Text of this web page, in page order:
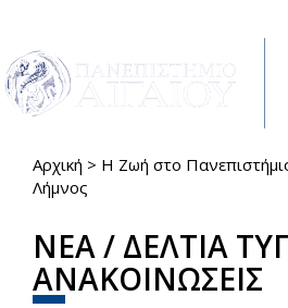
Παράκαμψη προς το κυρίως
Είστε εδώ
Αρχική > Η Ζωή στο
Λήμνος
ΝΕΑ / ΔΕΛΤΙΑ
ΑΝΑΚΟΙΝΩΣΕΙΣ